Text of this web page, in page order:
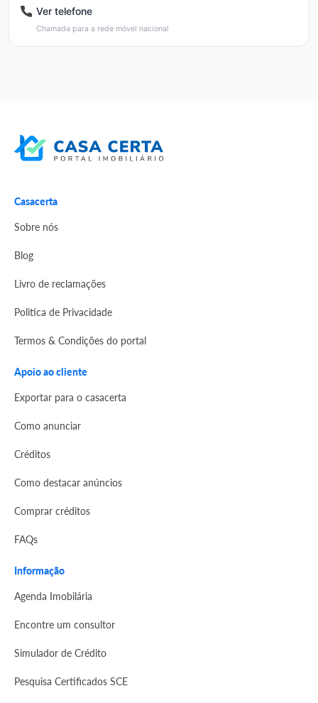
Ver telefone
Chamada para a rede móvel nacional
Casacerta
Sobre nós
Blog
Livro de reclamações
Politica de Privacidade
Termos & Condições do portal
Apoio ao cliente
Exportar para o casacerta
Como anunciar
Créditos
Como destacar anúncios
Comprar créditos
FAQs
Informação
Agenda Imobilária
Encontre um consultor
Simulador de Crédito
Pesquisa Certificados SCE